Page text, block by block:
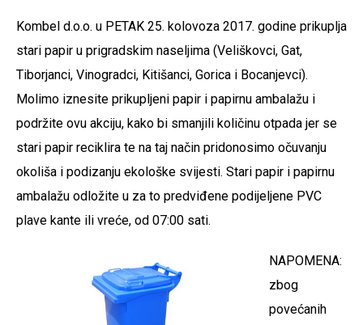
Kombel d.o.o. u PETAK 25. kolovoza 2017. godine prikuplja
stari papir u prigradskim naseljima (Veliškovci, Gat,
Tiborjanci, Vinogradci, Kitišanci, Gorica i Bocanjevci).
Molimo iznesite prikupljeni papir i papirnu ambalažu i
podržite ovu akciju, kako bi smanjili količinu otpada jer se
stari papir reciklira te na taj način pridonosimo očuvanju
okoliša i podizanju ekološke svijesti. Stari papir i papirnu
ambalažu odložite u za to predviđene podijeljene PVC
plave kante ili vreće, od 07:00 sati.
NAPOMENA:
zbog
povećanih